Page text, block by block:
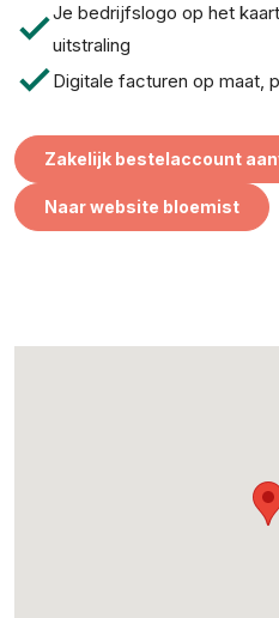
checkJe bedrijfslogo op het
uitstraling
checkDigitale facturen op maat,
Zakelijk bestelaccount
Naar website bloemist